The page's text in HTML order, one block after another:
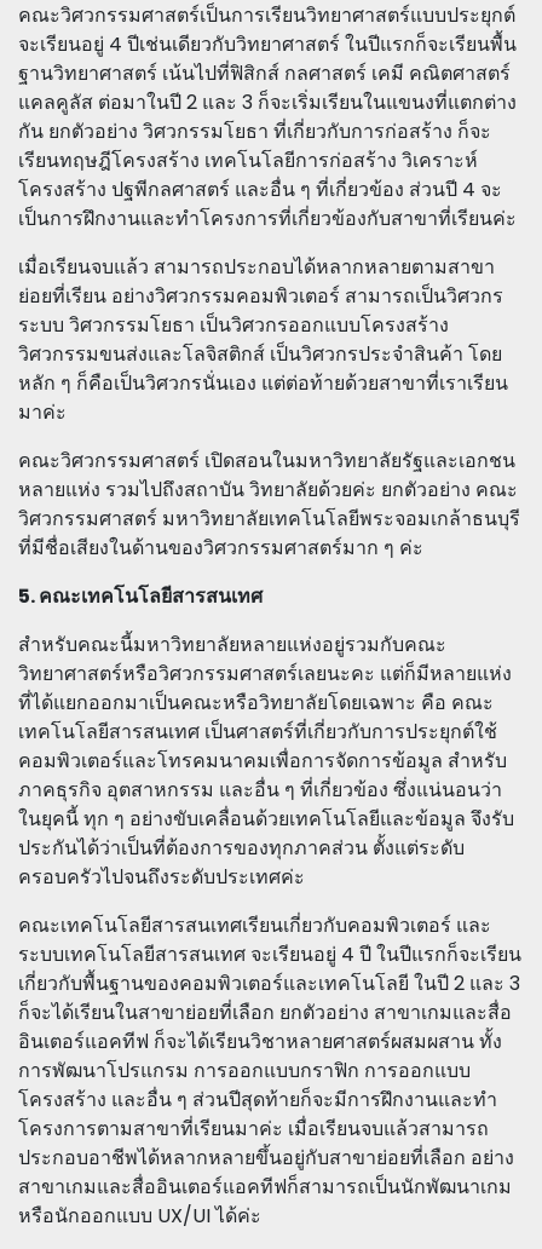
คณะวิศวกรรมศาสตร์เป็นการเรียนวิทยาศาสตร์แบบประยุกต์
จะเรียนอยู่ 4 ปีเช่นเดียวกับวิทยาศาสตร์ ในปีแรกก็จะเรียนพื้น
ฐานวิทยาศาสตร์ เน้นไปที่ฟิสิกส์ กลศาสตร์ เคมี คณิตศาสตร์
แคลคูลัส ต่อมาในปี 2 และ 3 ก็จะเริ่มเรียนในแขนงที่แตกต่าง
กัน ยกตัวอย่าง วิศวกรรมโยธา ที่เกี่ยวกับการก่อสร้าง ก็จะ
เรียนทฤษฎีโครงสร้าง เทคโนโลยีการก่อสร้าง วิเคราะห์
โครงสร้าง ปฐพีกลศาสตร์ และอื่น ๆ ที่เกี่ยวข้อง ส่วนปี 4 จะ
เป็นการฝึกงานและทำโครงการที่เกี่ยวข้องกับสาขาที่เรียนค่ะ
เมื่อเรียนจบแล้ว สามารถประกอบได้หลากหลายตามสาขา
ย่อยที่เรียน อย่างวิศวกรรมคอมพิวเตอร์ สามารถเป็นวิศวกร
ระบบ วิศวกรรมโยธา เป็นวิศวกรออกแบบโครงสร้าง
วิศวกรรมขนส่งและโลจิสติกส์ เป็นวิศวกรประจำสินค้า โดย
หลัก ๆ ก็คือเป็นวิศวกรนั่นเอง แต่ต่อท้ายด้วยสาขาที่เราเรียน
มาค่ะ
คณะวิศวกรรมศาสตร์ เปิดสอนในมหาวิทยาลัยรัฐและเอกชน
หลายแห่ง รวมไปถึงสถาบัน วิทยาลัยด้วยค่ะ ยกตัวอย่าง คณะ
วิศวกรรมศาสตร์ มหาวิทยาลัยเทคโนโลยีพระจอมเกล้าธนบุรี
ที่มีชื่อเสียงในด้านของวิศวกรรมศาสตร์มาก ๆ ค่ะ
5. คณะเทคโนโลยีสารสนเทศ
สำหรับคณะนี้มหาวิทยาลัยหลายแห่งอยู่รวมกับคณะ
วิทยาศาสตร์หรือวิศวกรรมศาสตร์เลยนะคะ แต่ก็มีหลายแห่ง
ที่ได้แยกออกมาเป็นคณะหรือวิทยาลัยโดยเฉพาะ คือ คณะ
เทคโนโลยีสารสนเทศ เป็นศาสตร์ที่เกี่ยวกับการประยุกต์ใช้
คอมพิวเตอร์และโทรคมนาคมเพื่อการจัดการข้อมูล สำหรับ
ภาคธุรกิจ อุตสาหกรรม และอื่น ๆ ที่เกี่ยวข้อง ซึ่งแน่นอนว่า
ในยุคนี้ ทุก ๆ อย่างขับเคลื่อนด้วยเทคโนโลยีและข้อมูล จึงรับ
ประกันได้ว่าเป็นที่ต้องการของทุกภาคส่วน ตั้งแต่ระดับ
ครอบครัวไปจนถึงระดับประเทศค่ะ
คณะเทคโนโลยีสารสนเทศเรียนเกี่ยวกับคอมพิวเตอร์ และ
ระบบเทคโนโลยีสารสนเทศ จะเรียนอยู่ 4 ปี ในปีแรกก็จะเรียน
เกี่ยวกับพื้นฐานของคอมพิวเตอร์และเทคโนโลยี ในปี 2 และ 3
ก็จะได้เรียนในสาขาย่อยที่เลือก ยกตัวอย่าง สาขาเกมและสื่อ
อินเตอร์แอคทีฟ ก็จะได้เรียนวิชาหลายศาสตร์ผสมผสาน ทั้ง
การพัฒนาโปรแกรม การออกแบบกราฟิก การออกแบบ
โครงสร้าง และอื่น ๆ ส่วนปีสุดท้ายก็จะมีการฝึกงานและทำ
โครงการตามสาขาที่เรียนมาค่ะ เมื่อเรียนจบแล้วสามารถ
ประกอบอาชีพได้หลากหลายขึ้นอยู่กับสาขาย่อยที่เลือก อย่าง
สาขาเกมและสื่ออินเตอร์แอคทีฟก็สามารถเป็นนักพัฒนาเกม
หรือนักออกแบบ UX/UI ได้ค่ะ